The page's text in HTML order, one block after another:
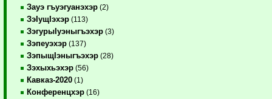
Зауэ гъуэгуанэхэр (2)
ЗэIущIэхэр (113)
ЗэгурыIуэныгъэхэр (3)
Зэпеуэхэр (137)
ЗэпыщIэныгъэхэр (28)
Зэхыхьэхэр (56)
Кавказ-2020 (1)
Конференцхэр (16)